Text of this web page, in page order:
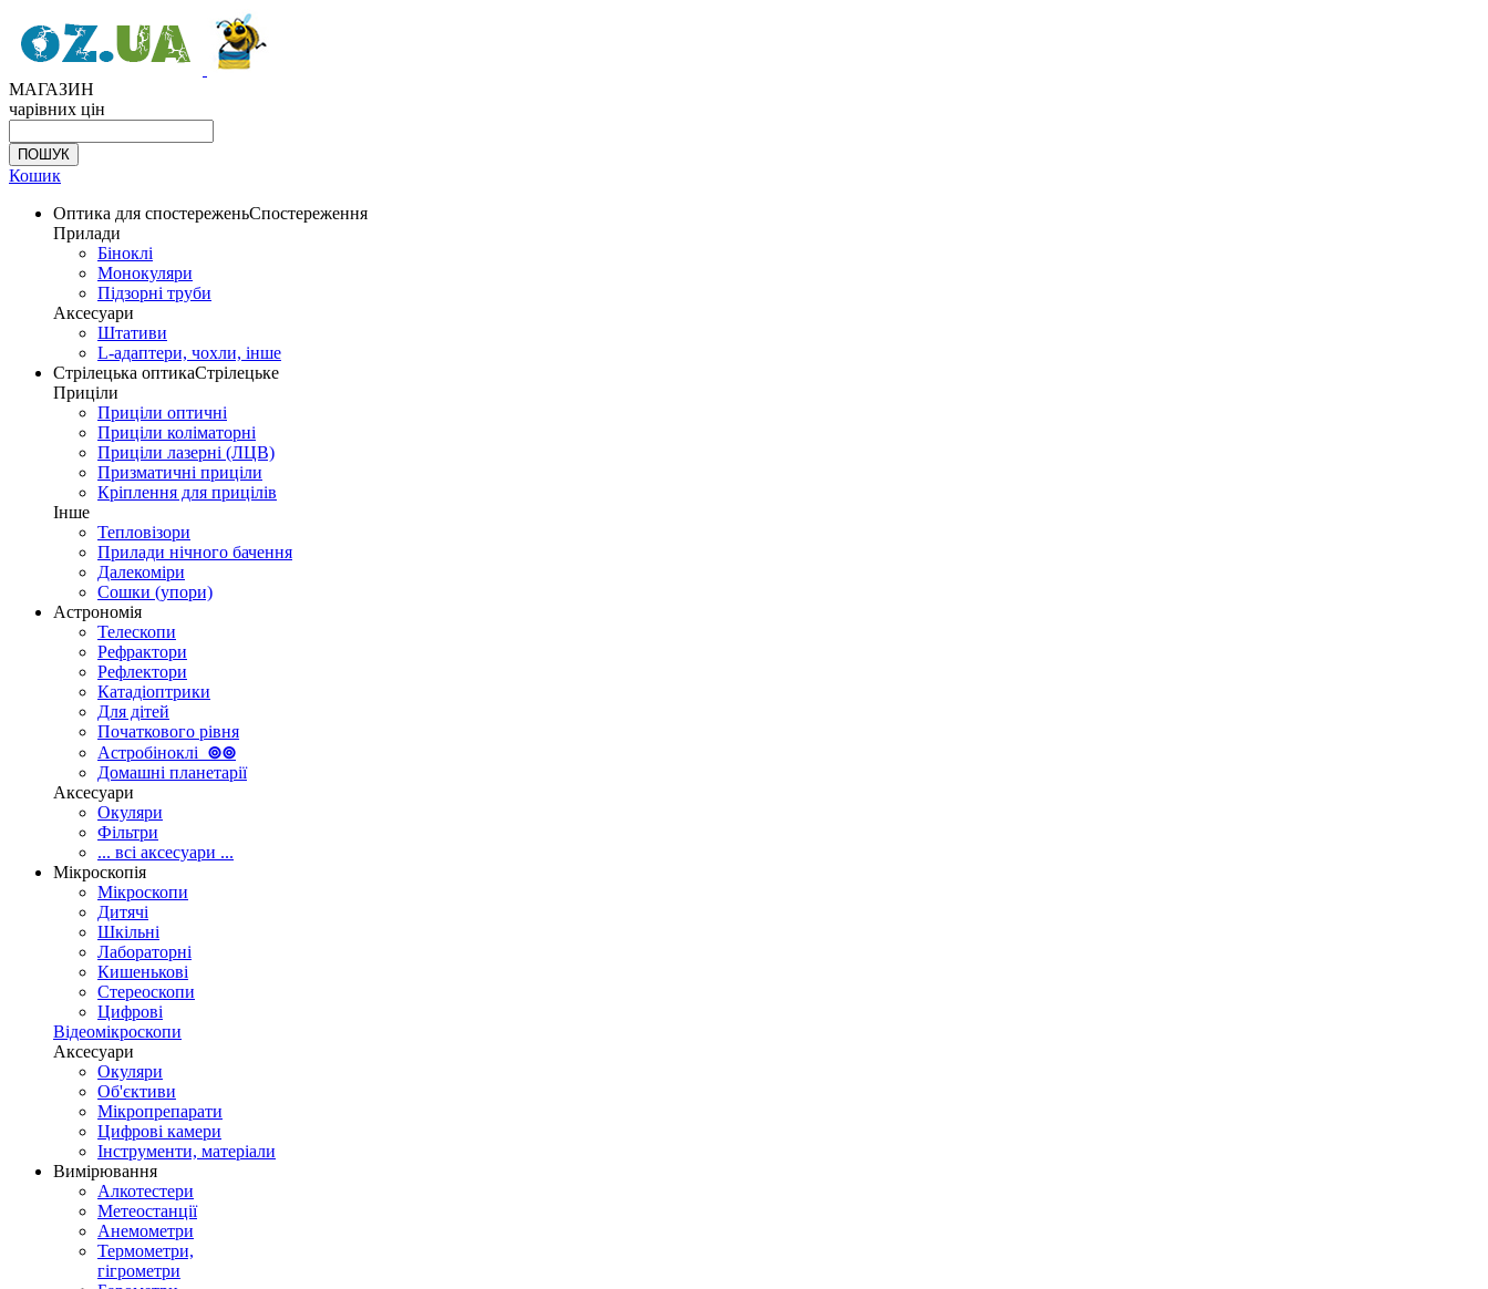
МАГАЗИН
чарівних цін
Кошик
Оптика для спостереженьСпостереження
Прилади
Біноклі
Монокуляри
Підзорні труби
Аксесуари
Штативи
L-адаптери, чохли, інше
Стрілецька оптикаСтрілецьке
Приціли
Приціли оптичні
Приціли коліматорні
Приціли лазерні (ЛЦВ)
Призматичні приціли
Кріплення для прицілів
Інше
Тепловізори
Прилади нічного бачення
Далекоміри
Сошки (упори)
Астрономія
Телескопи
Рефрактори
Рефлектори
Катадіоптрики
Для дітей
Початкового рівня
Астробіноклі ⊚⊚
Домашні планетарії
Аксесуари
Окуляри
Фільтри
... всі аксесуари ...
Мікроскопія
Мікроскопи
Дитячі
Шкільні
Лабораторні
Кишенькові
Стереоскопи
Цифрові
Відеомікроскопи
Аксесуари
Окуляри
Об'єктиви
Мікропрепарати
Цифрові камери
Інструменти, матеріали
Вимірювання
Алкотестери
Метеостанції
Анемометри
Термометри,
гігрометри